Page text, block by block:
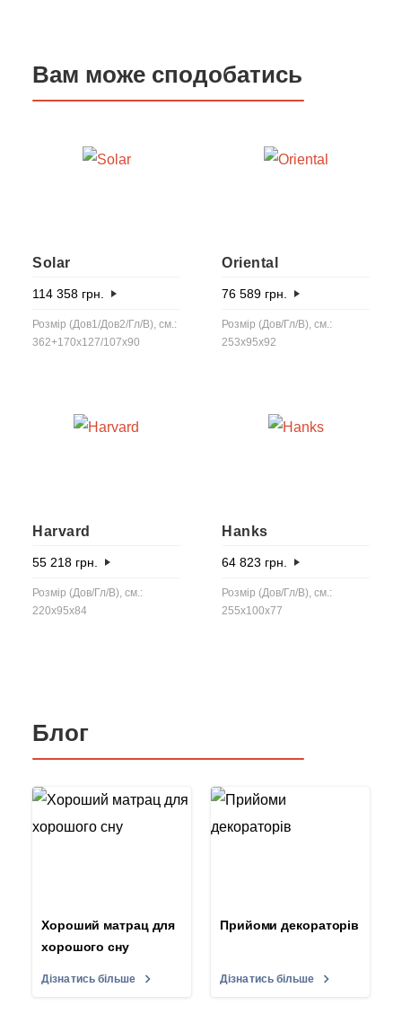
Вам може сподобатись
Solar
114 358 грн.
Розмір (Дов1/Дов2/Гл/В), см.:
362+170x127/107х90
Oriental
76 589 грн.
Розмір (Дов/Гл/В), см.:
253x95x92
Harvard
55 218 грн.
Розмір (Дов/Гл/В), см.:
220x95x84
Hanks
64 823 грн.
Розмір (Дов/Гл/В), см.:
255x100x77
Блог
Хороший матрац для
хорошого сну
Дізнатись більше
Прийоми декораторів
Дізнатись більше